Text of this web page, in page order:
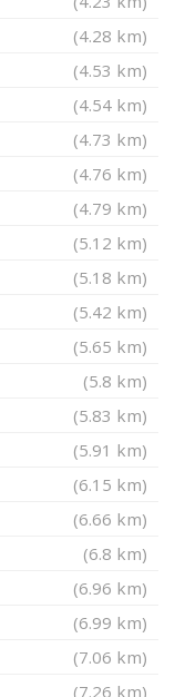
(4.28 km)
(4.53 km)
(4.54 km)
(4.73 km)
(4.76 km)
(4.79 km)
(5.12 km)
(5.18 km)
(5.42 km)
(5.65 km)
(5.8 km)
(5.83 km)
(5.91 km)
(6.15 km)
(6.66 km)
(6.8 km)
(6.96 km)
(6.99 km)
(7.06 km)
(7.26 km)